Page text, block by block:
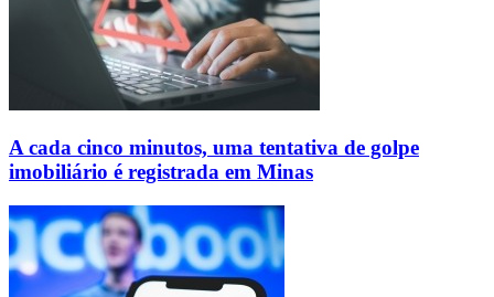
A cada cinco minutos, uma tentativa de golpe
imobiliário é registrada em Minas